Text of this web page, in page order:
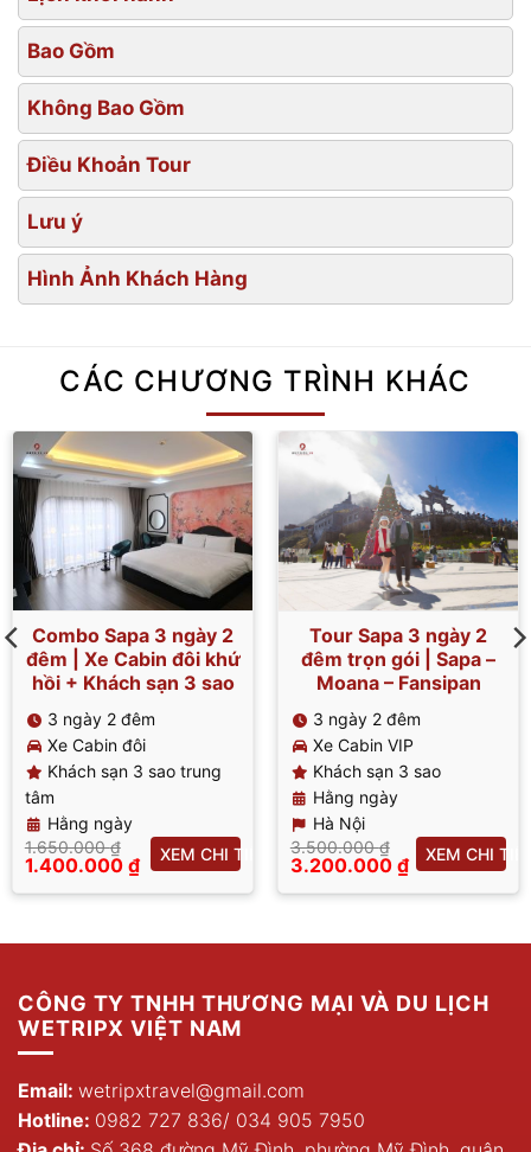
Bao Gồm
Không Bao Gồm
Điều Khoản Tour
Lưu ý
Hình Ảnh Khách Hàng
CÁC CHƯƠNG TRÌNH KHÁC
Combo Sapa 3 ngày 2
đêm | Xe Cabin đôi khứ
hồi + Khách sạn 3 sao
3 ngày 2 đêm
Xe Cabin đôi
Khách sạn 3 sao trung
tâm
Hằng ngày
1.650.000₫
Giá
là:
1.400.000 ₫
hiện
là:
XEM CHI TIẾT
Tour Sapa 3 ngày 2
đêm trọn gói | Sapa –
Moana – Fansipan
3 ngày 2 đêm
Xe Cabin VIP
Khách sạn 3 sao
Hằng ngày
Hà Nội
3.500.000₫
Giá
là:
3.200.000 ₫
hiện
là:
XEM CHI
CÔNG TY TNHH THƯƠNG MẠI VÀ DU LỊCH
WETRIPX VIỆT NAM
Email: wetripxtravel@gmail.com
Hotline: 0982 727 836/ 034 905 7950